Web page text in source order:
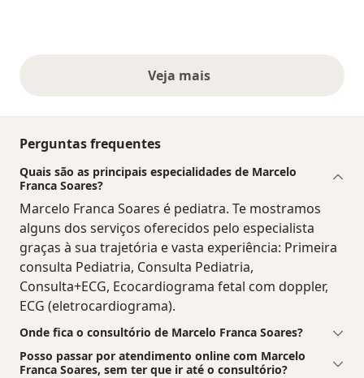
Veja maisopiniões acima
Perguntas frequentes
Quais são as principais especialidades de Marcelo
Franca Soares?
Marcelo Franca Soares é pediatra. Te mostramos
alguns dos serviços oferecidos pelo especialista
graças à sua trajetória e vasta experiência: Primeira
consulta Pediatria, Consulta Pediatria,
Consulta+ECG, Ecocardiograma fetal com doppler,
ECG (eletrocardiograma).
Onde fica o consultório de Marcelo Franca Soares?
Posso passar por atendimento online com Marcelo
Franca Soares, sem ter que ir até o consultório?